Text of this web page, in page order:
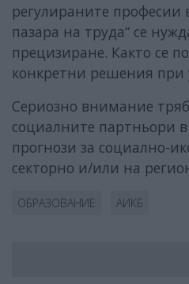
регулираните професии
пазара на труда“ се
прецизиране. Както се
конкретни решения при
Сериозно внимание
социалните партньори
прогнози за социално-
секторно и/или на
ОБРАЗОВАНИЕ АИКБ